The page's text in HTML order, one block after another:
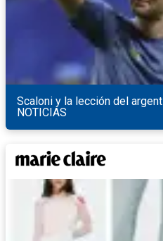
Scaloni y la lección del
NOTICIAS